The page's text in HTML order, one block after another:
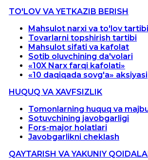
TO'LOV VA YETKAZIB BERISH
Mahsulot narxi va to'lov tartibi
Tovarlarni topshirish tartibi
Mahsulot sifati va kafolat
Sotib oluvchining da'volari
«10X Narx farqi kafolati»
«10 daqiqada sovg'a» aksiyasi
HUQUQ VA XAVFSIZLIK
Tomonlarning huquq va
Sotuvchining javobgarligi
Fors-major holatlari
Javobgarlikni cheklash
QAYTARISH VA YAKUNIY